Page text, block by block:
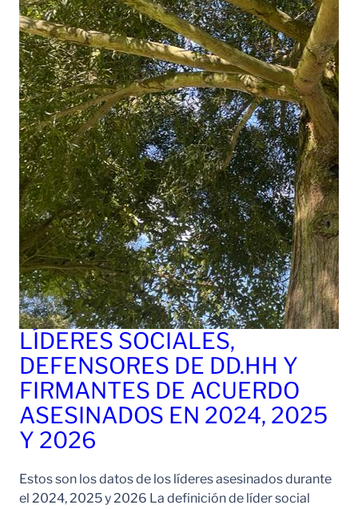
LÍDERES SOCIALES,
DEFENSORES DE DD.HH Y
FIRMANTES DE ACUERDO
ASESINADOS EN 2024, 2025
Y 2026
Estos son los datos de los líderes asesinados durante
el 2024, 2025 y 2026 La definición de líder social